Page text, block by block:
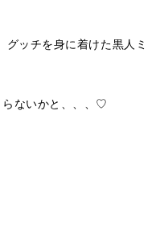
グッチを身に着けた黒人ミ
らないかと、、、♡